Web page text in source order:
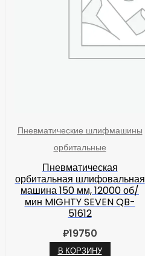
Пневматические шлифмашины
орбитальные
Пневматическая
орбитальная шлифовальная
машина 150 мм, 12000 об/
мин MIGHTY SEVEN QB-
51612
₽19750
В КОРЗИНУ